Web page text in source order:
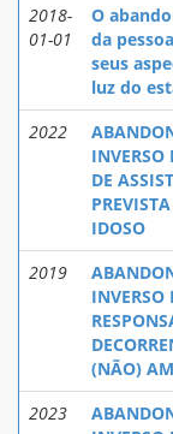
2018-
01-01
O
da
seus
luz do
2022
INVERSO
DE
IDOSO
2019
INVERSO
(NÃO)
2023